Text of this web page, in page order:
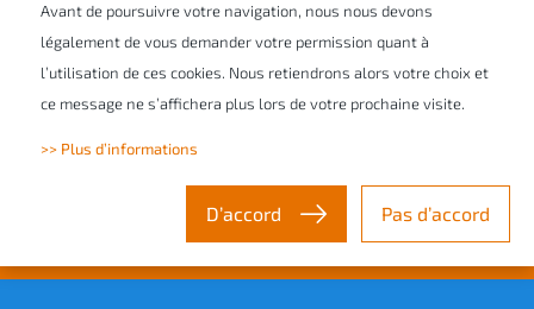
Avant de poursuivre votre navigation, nous nous devons
légalement de vous demander votre permission quant à
l’utilisation de ces cookies. Nous retiendrons alors votre choix et
ce message ne s’affichera plus lors de votre prochaine visite.
>> Plus d’informations
D’accord Pas d’accord
qualité entièrement associés à votre
conception 3D.
En savoir plus sur
SOLIDWORKS Composer